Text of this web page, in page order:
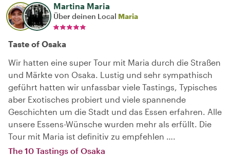
Martina Maria
Über deinen Local Maria
Taste of Osaka
Wir hatten eine super Tour mit Maria durch die Straßen
und Märkte von Osaka. Lustig und sehr sympathisch
geführt hatten wir unfassbar viele Tastings, Typisches
aber Exotisches probiert und viele spannende
Geschichten um die Stadt und das Essen erfahren. Alle
unsere Essens-Wünsche wurden mehr als erfüllt. Die
Tour mit Maria ist definitiv zu empfehlen ….
The 10 Tastings of Osaka